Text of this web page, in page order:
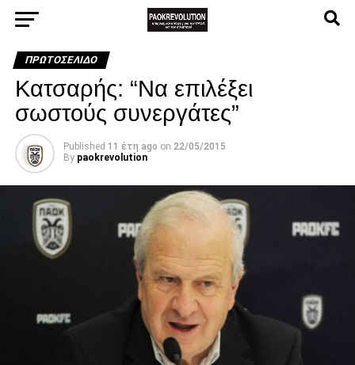
ΠΡΩΤΟΣΈΛΙΔΟ
Κατσαρής: “Να επιλέξει
σωστούς συνεργάτες”
Published 11 έτη ago on 22/05/2015
By paokrevolution